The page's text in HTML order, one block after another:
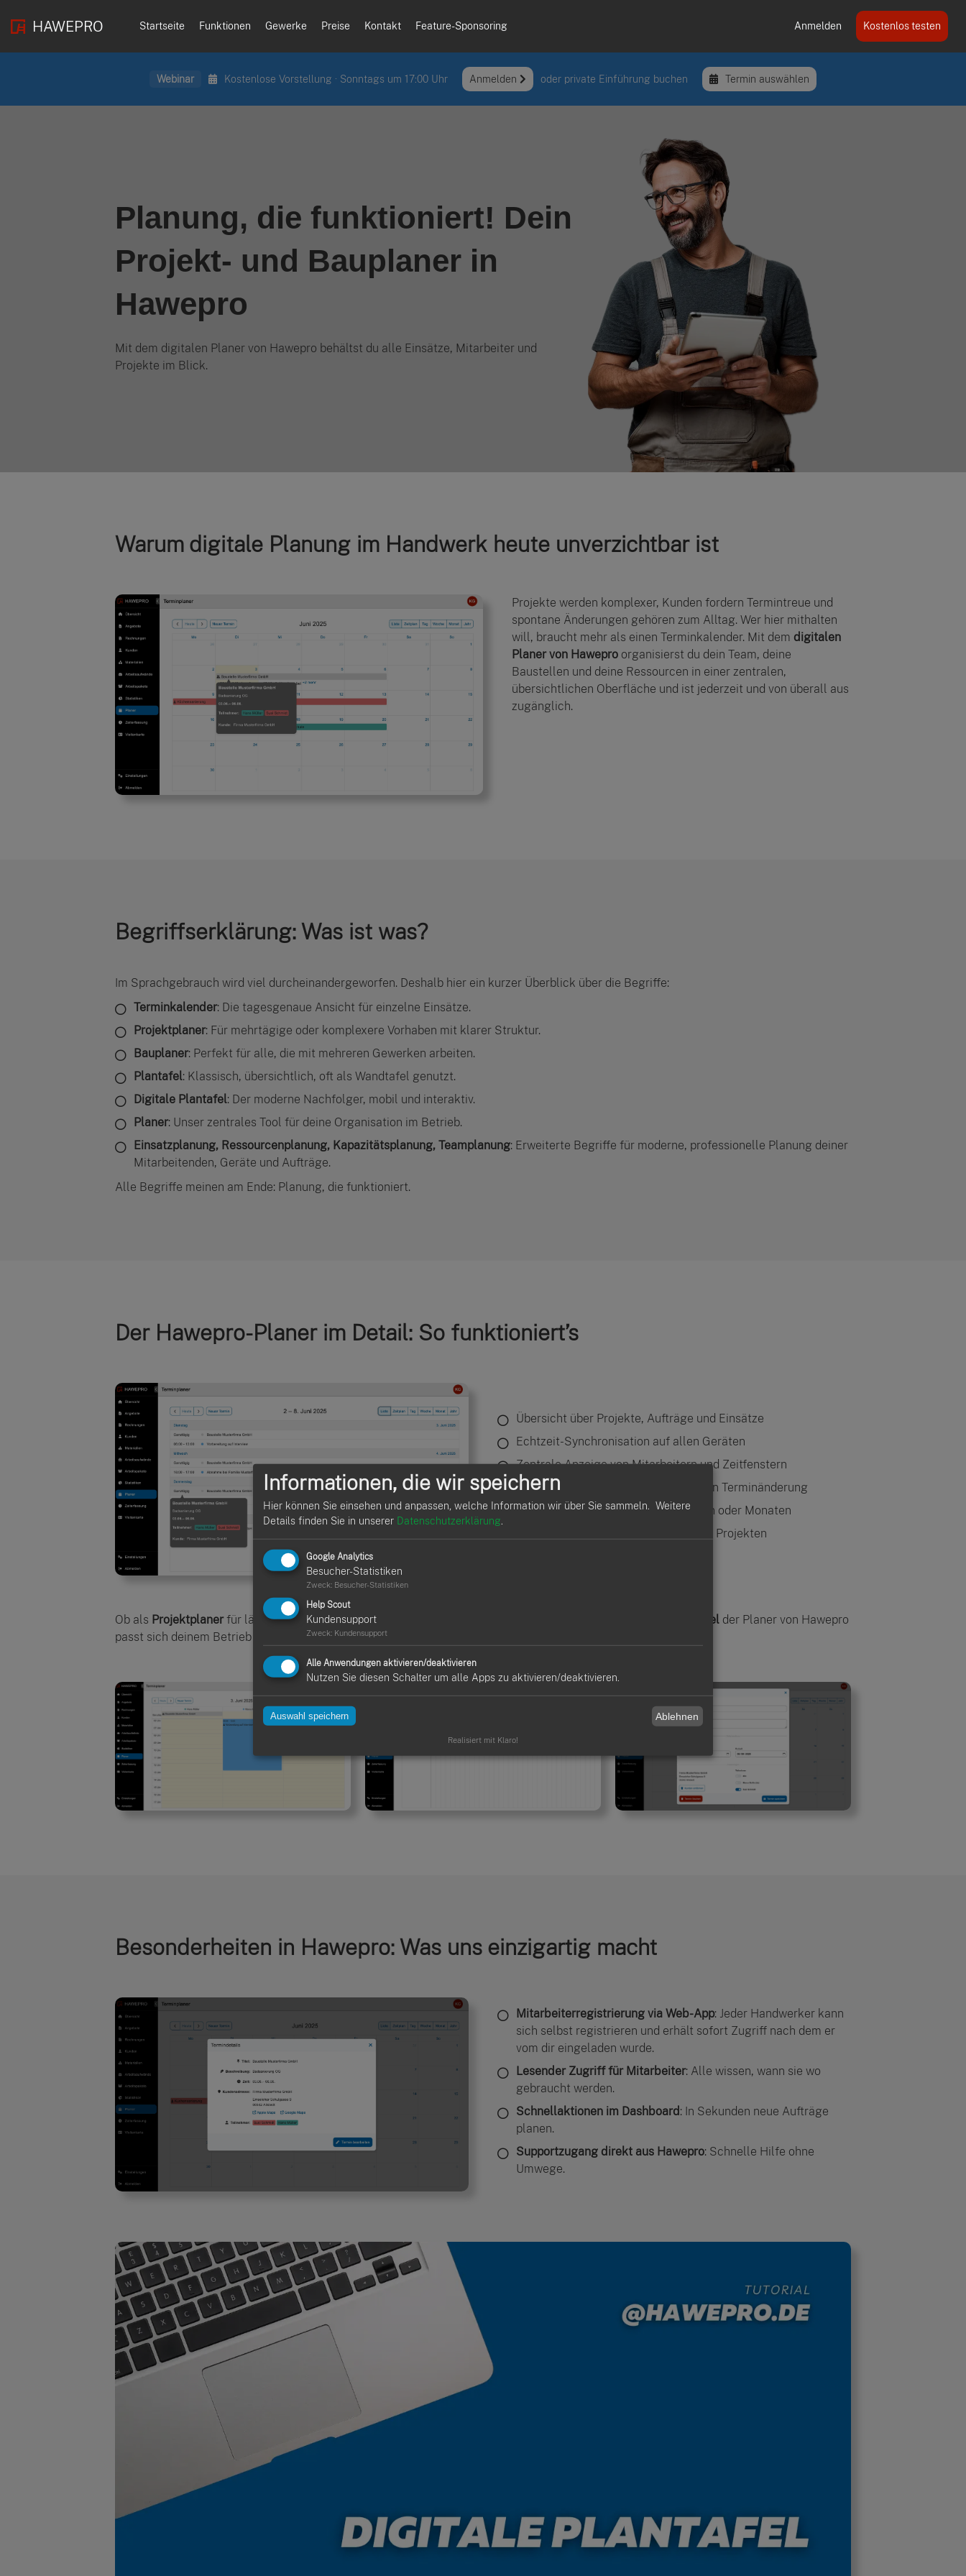
HAWEPRO Startseite Funktionen Gewerke Preise Kontakt Feature-Sponsoring Anmelden Kostenlos testen
Webinar Kostenlose Vorstellung · Sonntags um 17:00 Uhr Anmelden oder private Einführung buchen Termin auswählen
Planung, die funktioniert! Dein
Projekt- und Bauplaner in
Hawepro
Mit dem digitalen Planer von Hawepro behältst du alle Einsätze, Mitarbeiter und
Projekte im Blick.
Warum digitale Planung im Handwerk heute unverzichtbar ist
Projekte werden komplexer, Kunden fordern Termintreue und
spontane Änderungen gehören zum Alltag. Wer hier mithalten
will, braucht mehr als einen Terminkalender. Mit dem digitalen
Planer von Haweproorganisierst du dein Team, deine
Baustellen und deine Ressourcen in einer zentralen,
übersichtlichen Oberfläche und ist jederzeit und von überall aus
zugänglich.
Begriffserklärung: Was ist was?
Im Sprachgebrauch wird viel durcheinandergeworfen. Deshalb hier ein kurzer Überblick über die Begriffe:
Terminkalender: Die tagesgenaue Ansicht für einzelne Einsätze.
Projektplaner: Für mehrtägige oder komplexere Vorhaben mit klarer Struktur.
Bauplaner: Perfekt für alle, die mit mehreren Gewerken arbeiten.
Plantafel: Klassisch, übersichtlich, oft als Wandtafel genutzt.
Digitale Plantafel: Der moderne Nachfolger, mobil und interaktiv.
Planer: Unser zentrales Tool für deine Organisation im Betrieb.
Einsatzplanung, Ressourcenplanung, Kapazitätsplanung, Teamplanung: Erweiterte Begriffe für moderne, professionelle Planung deiner
Mitarbeitenden, Geräte und Aufträge.
Alle Begriffe meinen am Ende: Planung, die funktioniert.
Der Hawepro-Planer im Detail: So funktioniert’s
Übersicht über Projekte, Aufträge und Einsätze
Echtzeit-Synchronisation auf allen Geräten
Zentrale Anzeige von Mitarbeitern und Zeitfenstern
Drag-and-Drop-Funktion zur schnellen Terminänderung
Kalenderansicht nach Tagen, Wochen oder Monaten
Filter nach Mitarbeitern, Kunden oder Projekten
Ob als Projektplaner für längere Bauvorhaben, als klassischer digitale Plantafel der Planer von Hawepro
passt sich deinem Betrieb an.
Besonderheiten in Hawepro: Was uns einzigartig macht
Mitarbeiterregistrierung via Web-App: Jeder Handwerker kann
sich selbst registrieren und erhält sofort Zugriff nach dem er
vom dir eingeladen wurde.
Lesender Zugriff für Mitarbeiter: Alle wissen, wann sie wo
gebraucht werden.
Schnellaktionen im Dashboard: In Sekunden neue Aufträge
planen.
Supportzugang direkt aus Hawepro: Schnelle Hilfe ohne
Umwege.
Informationen, die wir speichern
Hier können Sie einsehen und anpassen, welche Information wir über Sie sammeln. Weitere
Details finden Sie in unserer Datenschutzerklärung.
Google Analytics
Besucher-Statistiken
Zweck: Besucher-Statistiken
Help Scout
Kundensupport
Zweck: Kundensupport
Alle Anwendungen aktivieren/deaktivieren
Nutzen Sie diesen Schalter um alle Apps zu aktivieren/deaktivieren.
Auswahl speichern Ablehnen
Realisiert mit Klaro!